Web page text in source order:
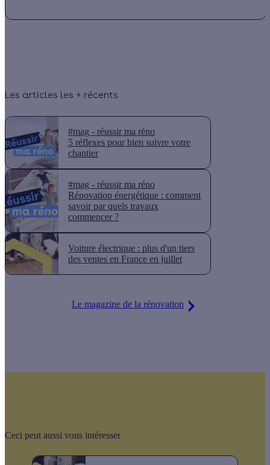
Les articles les + récents
#mag - réussir ma réno
5 réflexes pour bien suivre votre
chantier
#mag - réussir ma réno
Rénovation énergétique : comment
savoir par quels travaux
commencer ?
Voiture électrique : plus d'un tiers
des ventes en France en juillet
Le magazine de la rénovation
Ceci peut aussi vous intéresser